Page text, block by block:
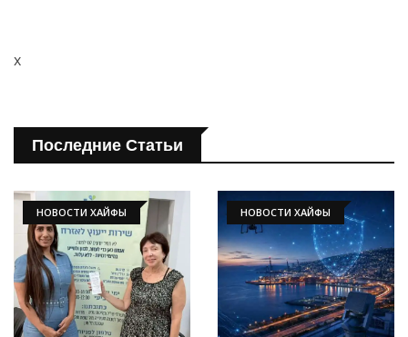
x
Последние Статьи
НОВОСТИ ХАЙФЫ НОВОСТИ ХАЙФЫ